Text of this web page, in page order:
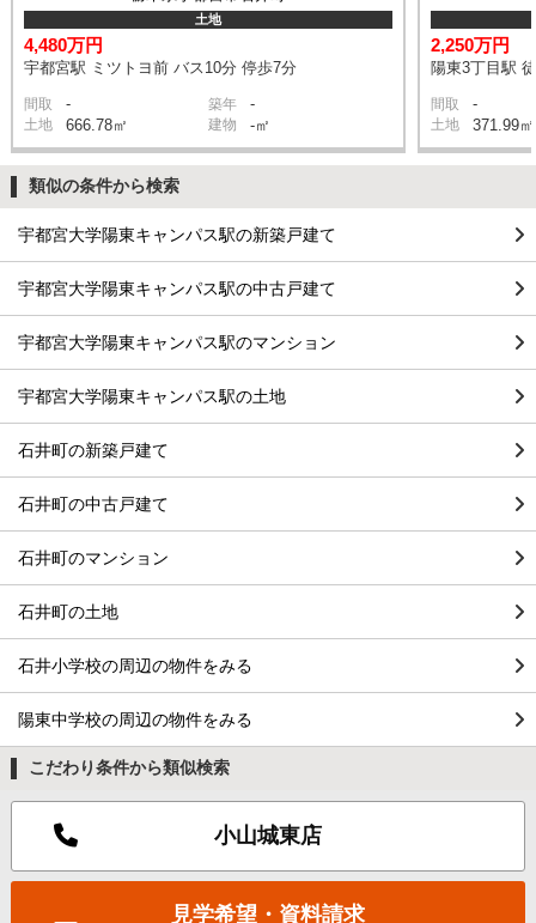
土地
4,480万円
宇都宮駅 ミツトヨ前 バス10分 停歩7分
間取 - 築年 -
土地 666.78㎡ 建物 -㎡
2,250万円
陽東3丁目駅
間取 -
土地 371.99㎡
類似の条件から検索
宇都宮大学陽東キャンパス駅の新築戸建て
宇都宮大学陽東キャンパス駅の中古戸建て
宇都宮大学陽東キャンパス駅のマンション
宇都宮大学陽東キャンパス駅の土地
石井町の新築戸建て
石井町の中古戸建て
石井町のマンション
石井町の土地
石井小学校の周辺の物件をみる
陽東中学校の周辺の物件をみる
こだわり条件から類似検索
小山城東店
見学希望・資料請求